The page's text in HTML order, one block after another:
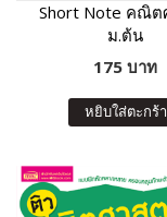
Short Note คณิต
ม.ต้น
175 บาท
หยิบใส่ตะกร้า